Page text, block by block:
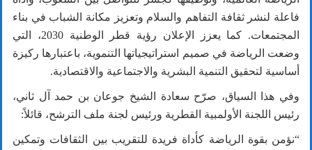
فاعلة لنشر ثقافة التفاهم والسلام وتعزيز مكانة الشباب في بناء
المجتمعات. كما يعزز الإعلان رؤية قطر الوطنية2030، التي
وضعت الرياضة في صميم استراتيجياتها التنموية، باعتبارها ركيزة
أساسية لتحقيق التنمية البشرية والاجتماعية والاقتصادية.
وفي هذا السياق، صرّح سعادة الشيخ جوعان بن حمد آل ثاني،
رئيس اللجنة الأولمبية القطرية ورئيس لجنة ملف الترشح، قائلاً:
“نؤمن بقوة الرياضة كأداة فريدة للتقريب بين الثقافات وتمكين